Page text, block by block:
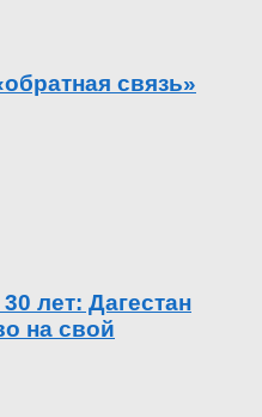
связь»
лет: Дагестан
на свой